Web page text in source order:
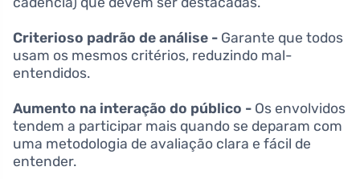
Criterioso padrão de análise - Garante que todos
usam os mesmos critérios, reduzindo mal-
entendidos.
Aumento na interação do público - Os envolvidos
tendem a participar mais quando se deparam com
uma metodologia de avaliação clara e fácil de
entender.